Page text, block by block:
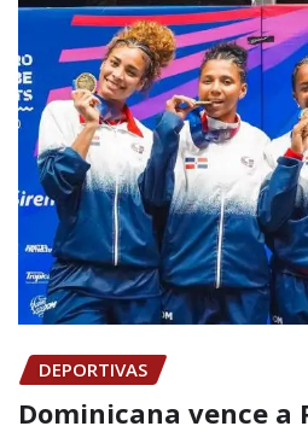
DEPORTIVAS
Dominicana vence a